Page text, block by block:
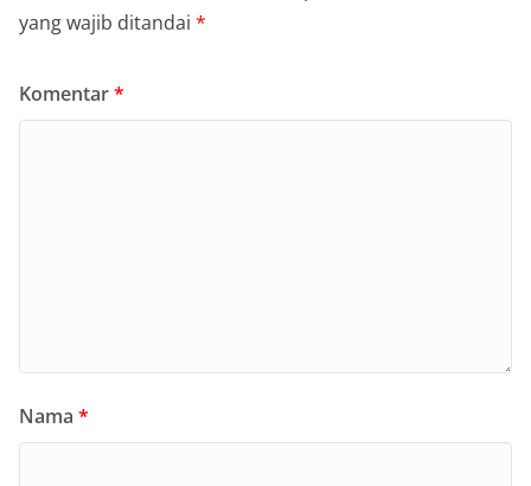
yang wajib ditandai *
Komentar*
Nama *